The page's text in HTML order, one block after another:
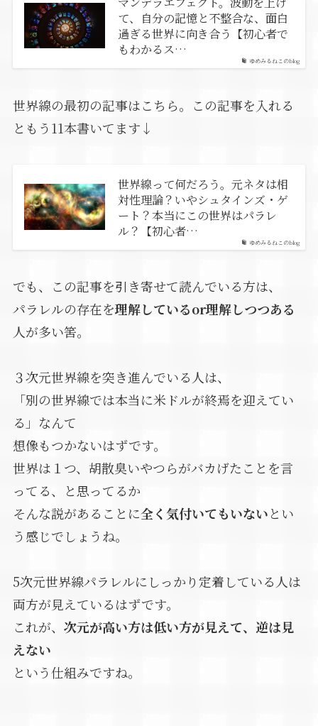
ゆめみるねこのblog
て、自分の記憶と不整合な、面白
過ぎる世界に向き合う【初心者で
もわかるス…
世界線の最初の記事はこちら。この記事を入れる
ともう11本書いてます↓
ゆめみるねこのblog
世界線って何だろう。元ネタは相
対性理論？いやシュタインズ・ゲ
ート？本当にこの世界はパラレ
ル？【初心者…
でも、この記事を引き寄せて読んでいる方は、
パラレルの存在を理解しているor理解しつつある
人が多い筈。
３次元世界線を突き進んでいる人は、
「別の世界線では本当に米ドルが終焉を迎えてい
る」なんて
想像もつかないはずです。
世界は１つ、胡散臭いやつらがバカげたことを言
ってる、と思ってるか
そんな説があることに全く気付いてもいないとい
う感じでしょうね。
5次元世界線パラレルにしっかり定着している人は
両方が見えているはずです。
これが、 次元が高い方は低い方が見えて、逆は見
えない
という仕組みですね。